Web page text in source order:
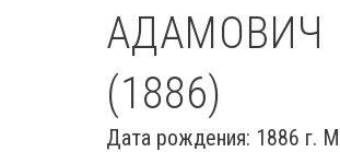
АДАМОВИЧ
(1886)
Дата рождения: 1886 г.